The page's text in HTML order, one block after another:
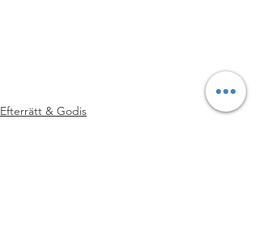
#GLUTENFRITT
Efterrätt & Godis